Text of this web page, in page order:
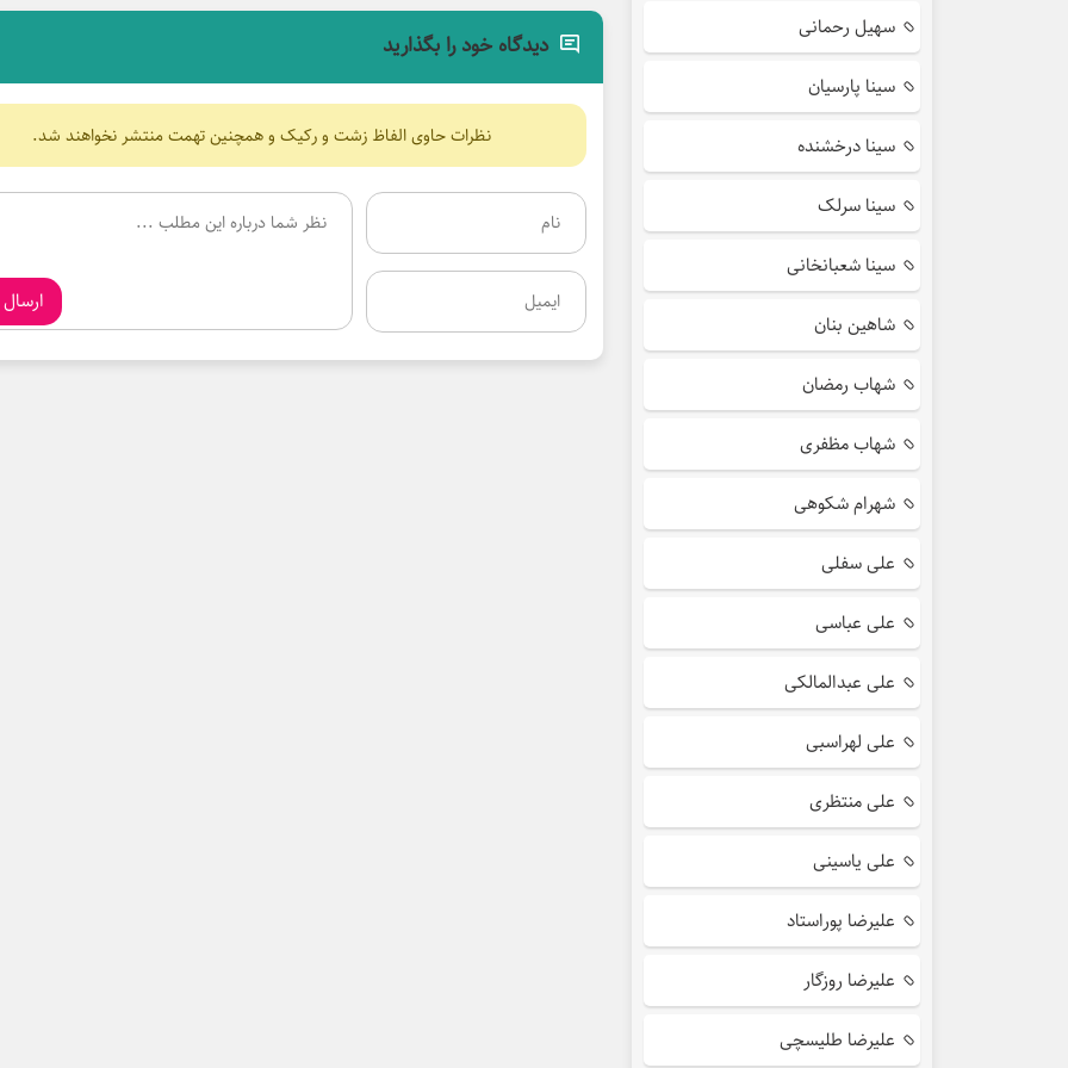
دیدگاه خود را بگذارید
نظرات حاوی الفاظ زشت و رکیک و همچنین تهمت منتشر نخواهند شد.
سهیل رحمانی
سینا پارسیان
سینا درخشنده
سینا سرلک
سینا شعبانخانی
شاهین بنان
شهاب رمضان
شهاب مظفری
شهرام شکوهی
علی سفلی
علی عباسی
علی عبدالمالکی
علی لهراسبی
علی منتظری
علی یاسینی
علیرضا پوراستاد
علیرضا روزگار
علیرضا طلیسچی